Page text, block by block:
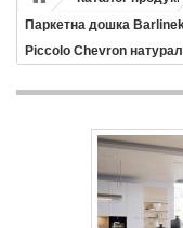
Паркетна дошка
Piccolo Chevron